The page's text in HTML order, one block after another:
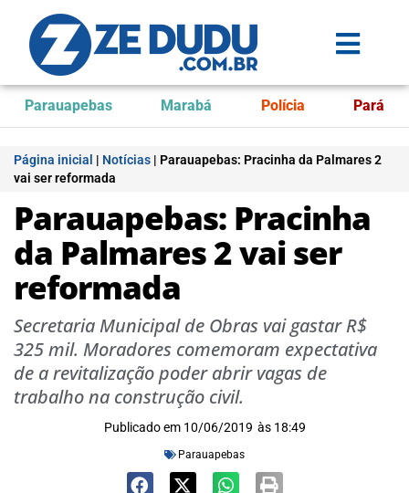
Parauapebas Marabá Polícia Pará
Página inicial | Notícias | Parauapebas: Pracinha da Palmares 2
vai ser reformada
Parauapebas: Pracinha
da Palmares 2 vai ser
reformada
Secretaria Municipal de Obras vai gastar R$
325 mil. Moradores comemoram expectativa
de a revitalização poder abrir vagas de
trabalho na construção civil.
Publicado em 10/06/2019 às 18:49
Parauapebas